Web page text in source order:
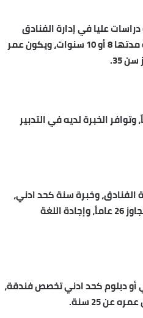
عليا في إدارة الفنادق
بالإضافة إلى وجود خبرة سابقة مدتها 8 أو 10 سنوات، ويكون عمر
يقل عمره عن 20 عاماً، وتوافر الخبرة لديه في التدبير
وخبرة سنة كحد ادني،
والا يقل عمره عن 20 عاماً ولا يتجاوز 26 عاماً، وإجادة اللغة
دبلوم كحد ادني تخصص فندقة،